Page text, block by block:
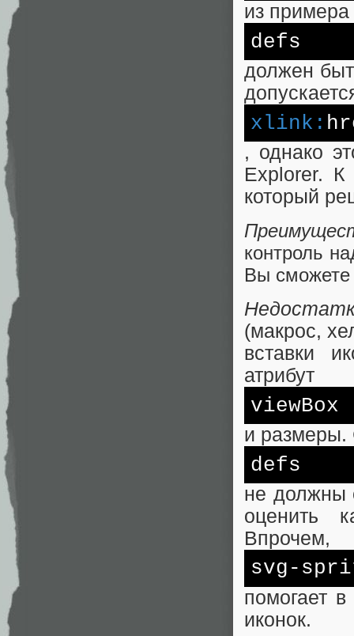
из примера
defs
должен
xlink:
, однако
Explorer.
который
контроль
Вы сможете
(макрос,
вставки
атрибут
viewBox
и размеры.
defs
не должны
оценить
Впрочем,
svg-
помогает
иконок.